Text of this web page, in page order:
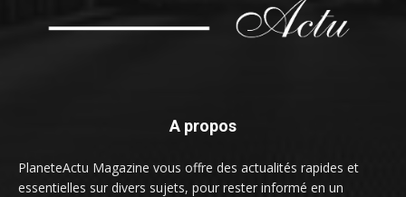
A propos
PlaneteActu Magazine vous offre des actualités rapides et
essentielles sur divers sujets, pour rester informé en un